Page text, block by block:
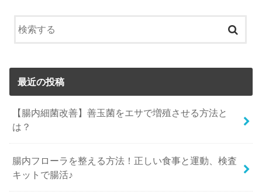
最近の投稿
【腸内細菌改善】善玉菌をエサで増殖させる方法と
は？
腸内フローラを整える方法！正しい食事と運動、検査
キットで腸活♪